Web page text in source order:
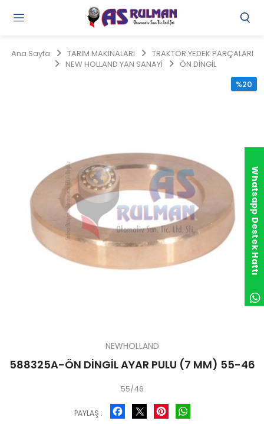
Ana Sayfa TARIM MAKİNALARI
TRAKTÖR YEDEK PARÇALARI
NEW HOLLAND YAN SANAYİ
ÖN DİNGİL
%20
NEWHOLLAND
588325A-ÖN DİNGİL AYAR PULU (7 MM) 55-46
55/46
PAYLAŞ :
Facebook Pinterest
Whatsapp Destek Hattı